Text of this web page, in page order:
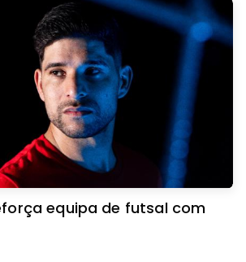
equipa de futsal com